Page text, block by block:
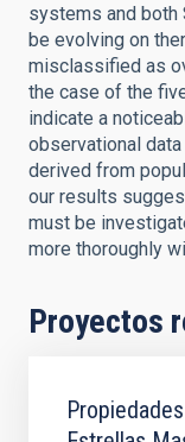
systems and both
be evolving on
misclassified as
the case of the
indicate a
observational
derived from
our results
must be
more thoroughly
Proyectos